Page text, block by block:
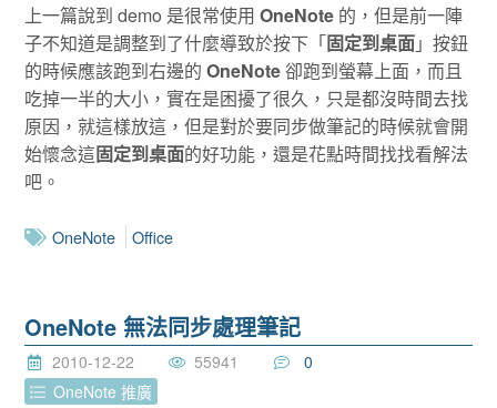
上一篇說到 demo 是很常使用OneNote 的，但是前一陣
子不知道是調整到了什麼導致於按下「固定到桌面」按鈕
的時候應該跑到右邊的OneNote卻跑到螢幕上面，而且
吃掉一半的大小，實在是困擾了很久，只是都沒時間去找
原因，就這樣放這，但是對於要同步做筆記的時候就會開
始懷念這固定到桌面的好功能，還是花點時間找找看解法
吧。
OneNote Office
OneNote 無法同步處理筆記
2010-12-22 55941
0
OneNote 推廣